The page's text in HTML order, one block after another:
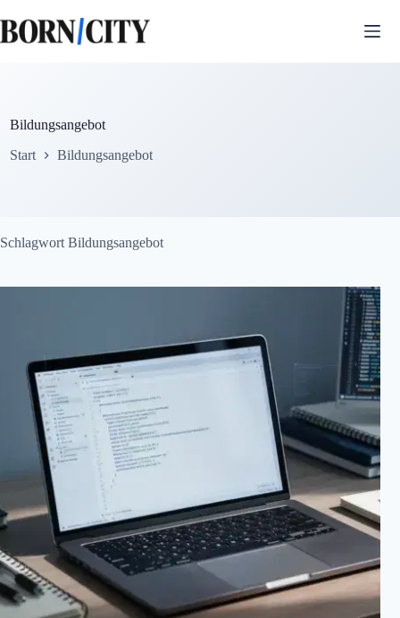
Inhalt
springen
Bildungsangebot
Start Bildungsangebot
Schlagwort Bildungsangebot